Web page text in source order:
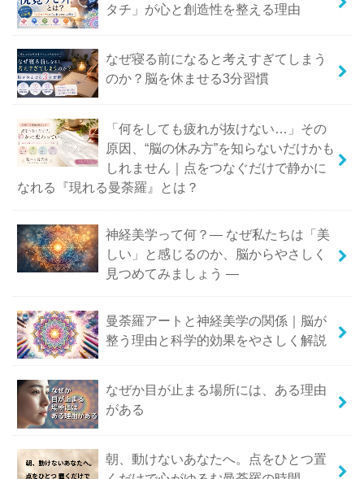
タチ」が心と創造性を整える理由
なぜ寝る前になると考えすぎてしまう
のか？脳を休ませる3分習慣
「何をしても疲れが抜けない…」その
原因、“脳の休み方”を知らないだけかも
しれません｜点をつなぐだけで静かに
なれる『現れる曼荼羅』とは？
神経美学って何？― なぜ私たちは「美
しい」と感じるのか、脳からやさしく
見つめてみましょう ―
曼荼羅アートと神経美学の関係｜脳が
整う理由と科学的効果をやさしく解説
なぜか目が止まる場所には、ある理由
がある
朝、動けないあなたへ。点をひとつ置